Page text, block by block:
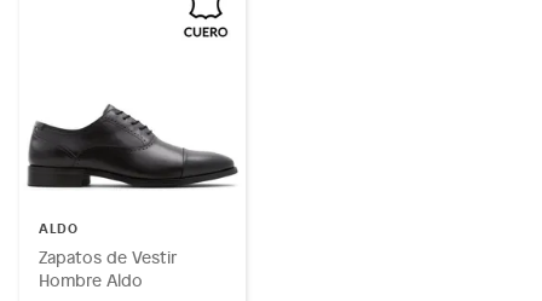
ALDO
Zapatos de Vestir
Hombre Aldo